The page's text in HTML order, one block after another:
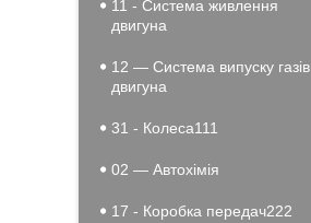
11 - Система живлення
двигуна
12 — Система випуску газів
двигуна
31 - Колеса111
02 — Автохімія
17 - Коробка передач222